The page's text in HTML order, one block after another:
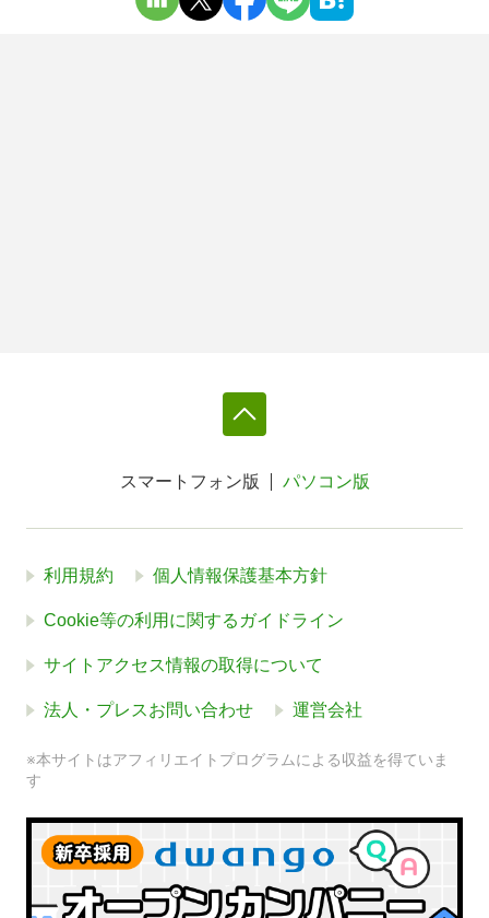
スマートフォン版 パソコン版
利用規約 個人情報保護基本方針
Cookie等の利用に関するガイドライン
サイトアクセス情報の取得について
法人・プレスお問い合わせ 運営会社
※本サイトはアフィリエイトプログラムによる収益を得ていま
す